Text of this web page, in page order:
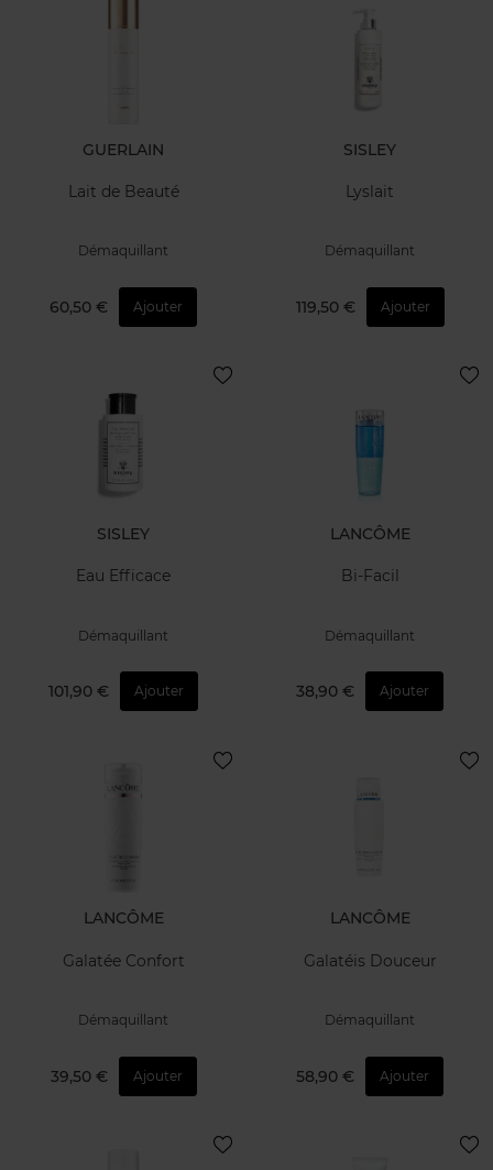
GUERLAIN
Lait de Beauté
Démaquillant
60,50 € Ajouter
SISLEY
Lyslait
Démaquillant
119,50 € Ajouter
SISLEY
Eau Efficace
Démaquillant
101,90 € Ajouter
LANCÔME
Bi-Facil
Démaquillant
38,90 € Ajouter
LANCÔME
Galatée Confort
Démaquillant
39,50 € Ajouter
LANCÔME
Galatéis Douceur
Démaquillant
58,90 € Ajouter